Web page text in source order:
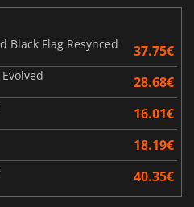
Black Flag Resynced
37.75€
28.68€
16.01€
18.19€
40.35€